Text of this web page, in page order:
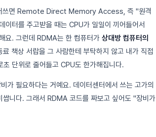
어쓰면 Remote Direct Memory Access, 즉 "원격
터를 주고받을 때는 CPU가 일일이 끼어들어서
요. 그런데 RDMA는 한 컴퓨터가 상대방 컴퓨터의
책상 서랍을 그 사람한테 부탁하지 않고 내가 직접
단위로 줄어들고 CPU도 한가해집니다.
가 필요하다는 거예요. 데이터센터에서 쓰는 고가의
니다. 그래서 RDMA 코드를 짜보고 싶어도 "장비가